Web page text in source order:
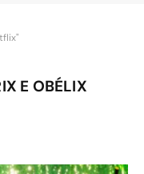
E OBÉLIX